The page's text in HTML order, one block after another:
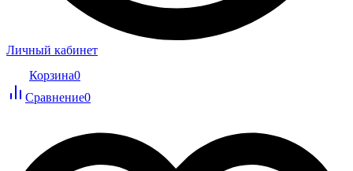
Личный кабинет
Корзина0
Сравнение0